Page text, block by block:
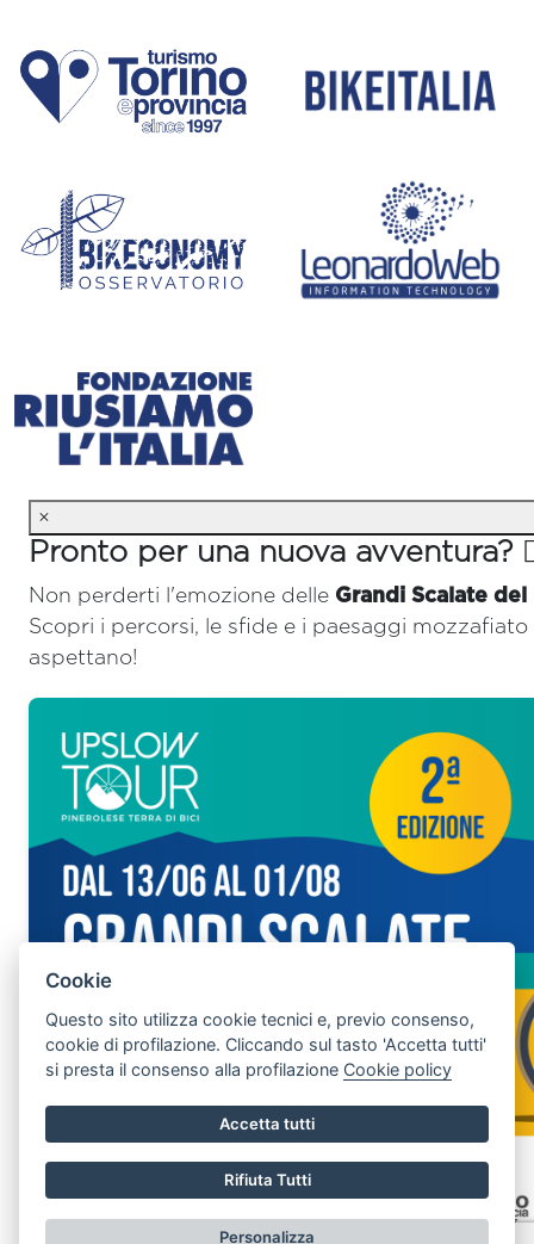
Cookie
Questo sito utilizza cookie tecnici e, previo consenso,
cookie di profilazione. Cliccando sul tasto 'Accetta tutti'
si presta il consenso alla profilazione Cookie policy
Accetta tutti
Rifiuta Tutti
Personalizza
×
Pronto per una nuova avventura?
Non perderti l'emozione delle Grandi Scalate
Scopri i percorsi, le sfide e i paesaggi mozzafiato
aspettano!